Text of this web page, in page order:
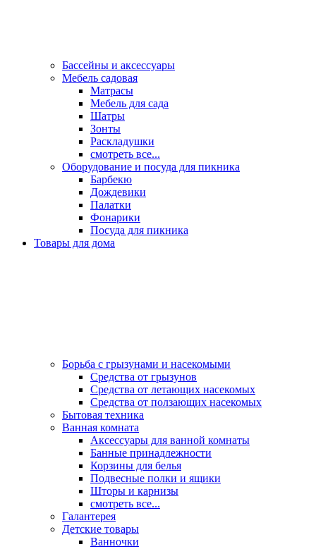
Бассейны и аксессуары
Мебель садовая
Матрасы
Мебель для сада
Шатры
Зонты
Раскладушки
смотреть все...
Оборудование и посуда для пикника
Барбекю
Дождевики
Палатки
Фонарики
Посуда для пикника
Товары для дома
Борьба с грызунами и насекомыми
Средства от грызунов
Средства от летающих насекомых
Средства от ползающих насекомых
Бытовая техника
Ванная комната
Аксессуары для ванной комнаты
Банные принадлежности
Корзины для белья
Подвесные полки и ящики
Шторы и карнизы
смотреть все...
Галантерея
Детские товары
Ванночки